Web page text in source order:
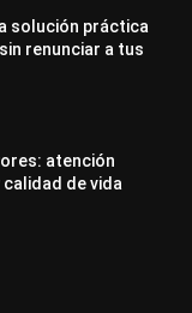
solución práctica
renunciar a tus
atención
de vida